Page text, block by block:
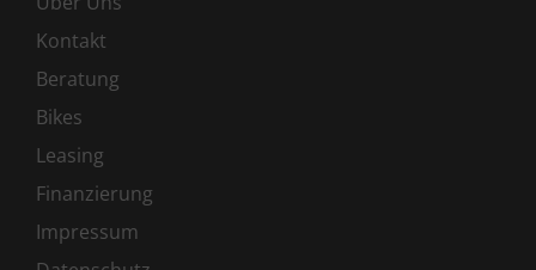
Kontakt
Beratung
Bikes
Leasing
Finanzierung
Impressum